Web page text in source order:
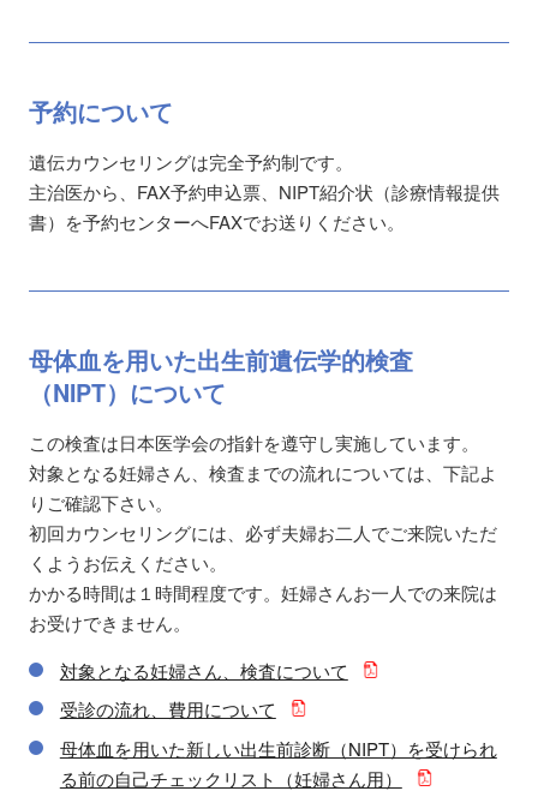
予約について
遺伝カウンセリングは完全予約制です。
主治医から、FAX予約申込票、NIPT紹介状（診療情報提供
書）を予約センターへFAXでお送りください。
母体血を用いた出生前遺伝学的検査
（NIPT） について
この検査は日本医学会の指針を遵守し実施しています。
対象となる妊婦さん、検査までの流れについては、下記よ
りご確認下さい。
初回カウンセリングには、必ず夫婦お二人でご来院いただ
くようお伝えください。
かかる時間は１時間程度です。妊婦さんお一人での来院は
お受けできません。
対象となる妊婦さん、検査について
受診の流れ、費用について
母体血を用いた新しい出生前診断（NIPT）を受けられ
る前の自己チェックリスト（妊婦さん用）